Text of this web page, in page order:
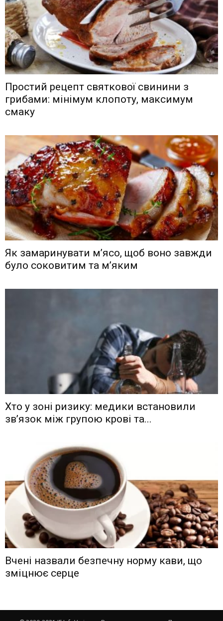
Простий рецепт святкової свинини з
грибами: мінімум клопоту, максимум
смаку
Як замаринувати м’ясо, щоб воно завжди
було соковитим та м’яким
Хто у зоні ризику: медики встановили
зв’язок між групою крові та...
Вчені назвали безпечну норму кави, що
зміцнює серце